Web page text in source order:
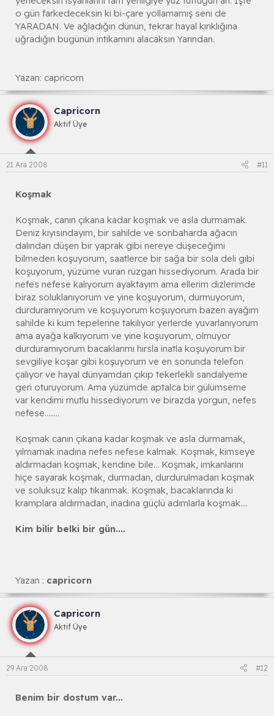
o gün farkedeceksin ki bi-çare yollamamış seni de
YARADAN. Ve ağladığın dünün, tekrar hayal kırıklığına
uğradığın bugünün intikamını alacaksın Yarından.
Yazan: capricorn
Capricorn
Aktif Üye
21 Ara 2008 #11
Koşmak
Koşmak, canın çıkana kadar koşmak ve asla durmamak.
Deniz kıyısındayım, bir sahilde ve sonbaharda ağacın
dalından düşen bir yaprak gibi nereye düşeceğimi
bilmeden koşuyorum, saatlerce bir sağa bir sola deli gibi
koşuyorum, yüzüme vuran rüzgarı hissediyorum. Arada bir
nefes nefese kalıyorum ayaktayım ama ellerim dizlerimde
biraz soluklanıyorum ve yine koşuyorum, durmuyorum,
durduramıyorum ve koşuyorum koşuyorum bazen ayağım
sahilde ki kum tepelerine takılıyor yerlerde yuvarlanıyorum
ama ayağa kalkıyorum ve yine koşuyorum, olmuyor
durduramıyorum bacaklarımı hırsla inatla koşuyorum bir
sevgiliye koşar gibi koşuyorum ve en sonunda telefon
çalıyor ve hayal dünyamdan çıkıp tekerlekli sandalyeme
geri oturuyorum. Ama yüzümde aptalca bir gülümseme
var kendimi mutlu hissediyorum ve birazda yorgun, nefes
nefese........
Koşmak canın çıkana kadar koşmak ve asla durmamak,
yılmamak inadına nefes nefese kalmak. Koşmak, kimseye
aldırmadan koşmak, kendine bile... Koşmak, imkanlarını
hiçe sayarak koşmak, durmadan, durdurulmadan koşmak
ve soluksuz kalıp tıkanmak. Koşmak, bacaklarında ki
kramplara aldırmadan, inadına güçlü adımlarla koşmak....
Kim bilir belki bir gün....
Yazan : capricorn
Capricorn
Aktif Üye
29 Ara 2008 #12
Benim bir dostum var...